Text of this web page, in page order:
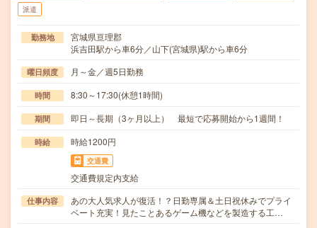
派遣
勤務地
宮城県亘理郡
浜吉田駅から車6分／山下(宮城県)駅から車6分
曜日頻度 月～金／週5日勤務
時間 8:30～17:30(休憩1時間)
期間 即日～長期（3ヶ月以上） 最短で応募開始から1週間！
時給 時給1200円
交通費
交通費規定内支給
仕事内容
あの大人気求人が復活！？日勤専属＆土日祝休みでプライ
ベート充実！見たことあるゲーム機などを製造する工…